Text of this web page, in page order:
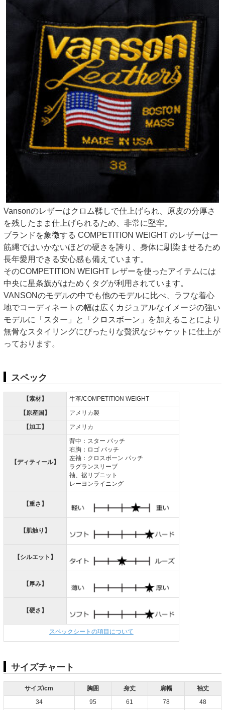
Vansonのレザーはクロム鞣しで仕上げられ、原皮の分厚さ
を残したまま仕上げられるため、非常に堅牢。
ブランドを象徴する COMPETITION WEIGHT のレザーは一
筋縄ではいかないほどの硬さを誇り、身体に馴染ませるため
長年愛用できる安心感も備えています。
そのCOMPETITION WEIGHT レザーを使ったアイテムには
中央に星条旗がはためくタグが利用されています。
VANSONのモデルの中でも他のモデルに比べ、ラフな着心
地でコーディネートの幅は広くカジュアルなイメージの強い
モデルに「スター」と「クロスボーン」を加えることにより
無骨なスタイリングにぴったりな贅沢なジャケットに仕上が
っております。
スペック
【素材】
牛革/COMPETITION WEIGHT
【原産国】
アメリカ製
【加工】
アメリカ
【ディティール】
背中：スター パッチ
右胸：ロゴ パッチ
左袖：クロスボーン パッチ
ラグランスリーブ
袖、裾リブニット
レーヨンライニング
【重さ】
【肌触り】
【シルエット】
【厚み】
【硬さ】
スペックシートの項目について
サイズチャート
サイズ/cm 胸囲 身丈 肩幅
袖丈
34
95 61 78
48